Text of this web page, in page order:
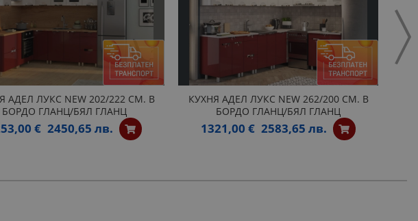
АДЕЛ ЛУКС NEW 202/222 СМ. В
БОРДО ГЛАНЦ/БЯЛ ГЛАНЦ
€ 2450,65 лв.
КУХНЯ АДЕЛ ЛУКС NEW 262/200 СМ. В
БОРДО ГЛАНЦ/БЯЛ ГЛАНЦ
1321,00 € 2583,65 лв.